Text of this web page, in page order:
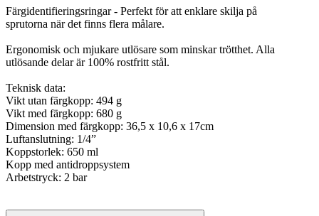
Färgidentifieringsringar - Perfekt för att enklare skilja på
sprutorna när det finns flera målare.
Ergonomisk och mjukare utlösare som minskar trötthet. Alla
utlösande delar är 100% rostfritt stål.
Teknisk data:
Vikt utan färgkopp: 494 g
Vikt med färgkopp: 680 g
Dimension med färgkopp: 36,5 x 10,6 x 17cm
Luftanslutning: 1/4”
Koppstorlek: 650 ml
Kopp med antidroppsystem
Arbetstryck: 2 bar